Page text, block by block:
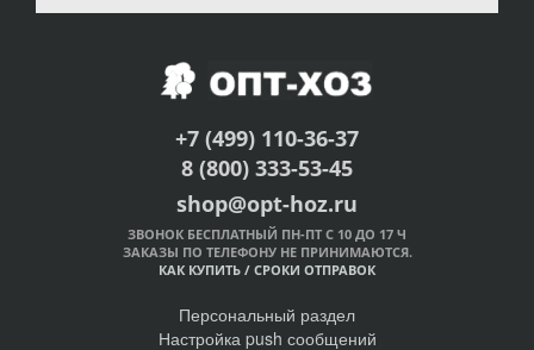
+7 (499) 110-36-37
8 (800) 333-53-45
shop@opt-hoz.ru
ЗВОНОК БЕСПЛАТНЫЙ ПН-ПТ С 10 ДО 17 Ч
ЗАКАЗЫ ПО ТЕЛЕФОНУ НЕ ПРИНИМАЮТСЯ.
КАК КУПИТЬ / СРОКИ ОТПРАВОК
Персональный раздел
Настройка push сообщений